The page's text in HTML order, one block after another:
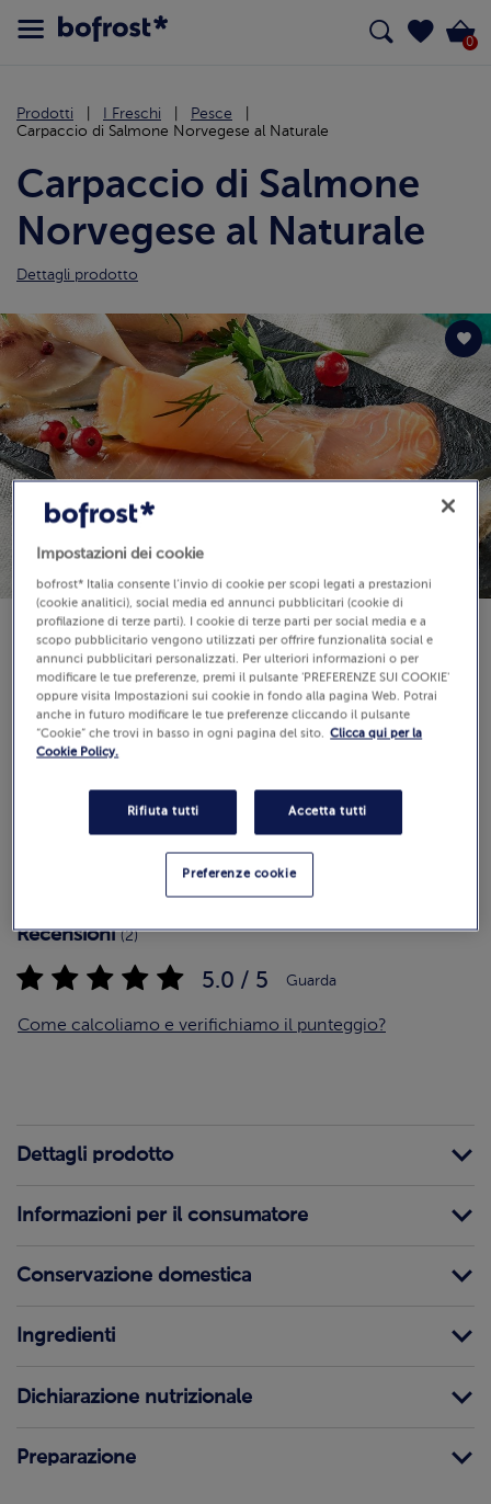
0
Prodotti I Freschi
Pesce
Carpaccio di Salmone Norvegese al Naturale
Carpaccio di Salmone
Norvegese al Naturale
Dettagli prodotto
Disponibilità
€ 7,59
80 g (Prezzo al Kg 94.88 €)
Aggiungi al carrello
Recensioni(2)
5.0 / 5 Guarda
Come calcoliamo e verifichiamo il punteggio?
Dettagli prodotto
Informazioni per il consumatore
Conservazione domestica
Ingredienti
Dichiarazione nutrizionale
Preparazione
Impostazioni dei cookie
bofrost* Italia consente l’invio di cookie per scopi legati a prestazioni
(cookie analitici), social media ed annunci pubblicitari (cookie di
profilazione di terze parti). I cookie di terze parti per social media e a
scopo pubblicitario vengono utilizzati per offrire funzionalità social e
annunci pubblicitari personalizzati. Per ulteriori informazioni o per
modificare le tue preferenze, premi il pulsante 'PREFERENZE SUI COOKIE'
oppure visita Impostazioni sui cookie in fondo alla pagina Web. Potrai
anche in futuro modificare le tue preferenze cliccando il pulsante
“Cookie” che trovi in basso in ogni pagina del sito. Clicca qui per la
Cookie Policy.
Rifiuta tutti Accetta tutti
Preferenze cookie